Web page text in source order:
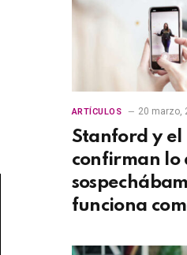
ARTÍCULOS 20 marzo,
Stanford y el
confirman lo
funciona